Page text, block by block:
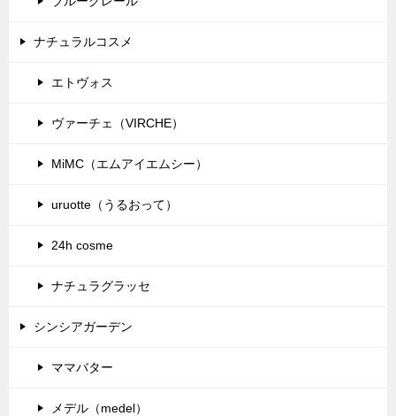
ナチュラルコスメ
エトヴォス
ヴァーチェ（VIRCHE）
MiMC（エムアイエムシー）
uruotte（うるおって）
24h cosme
ナチュラグラッセ
シンシアガーデン
ママバター
メデル（medel）